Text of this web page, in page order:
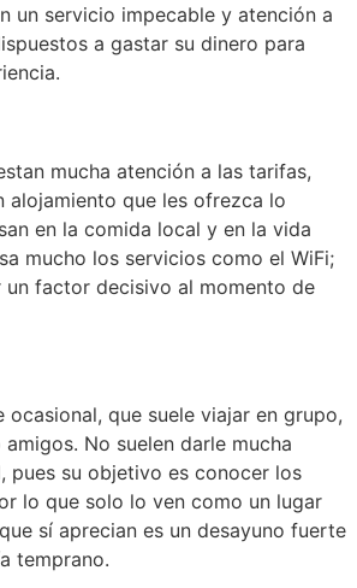
un servicio impecable y atención a
a gastar su dinero para
mucha atención a las tarifas,
alojamiento que les ofrezca lo
en la comida local y en la vida
mucho los servicios como el WiFi;
un factor decisivo al momento de
ocasional, que suele viajar en grupo,
No suelen darle mucha
pues su objetivo es conocer los
lo que solo lo ven como un lugar
sí aprecian es un desayuno fuerte
temprano.